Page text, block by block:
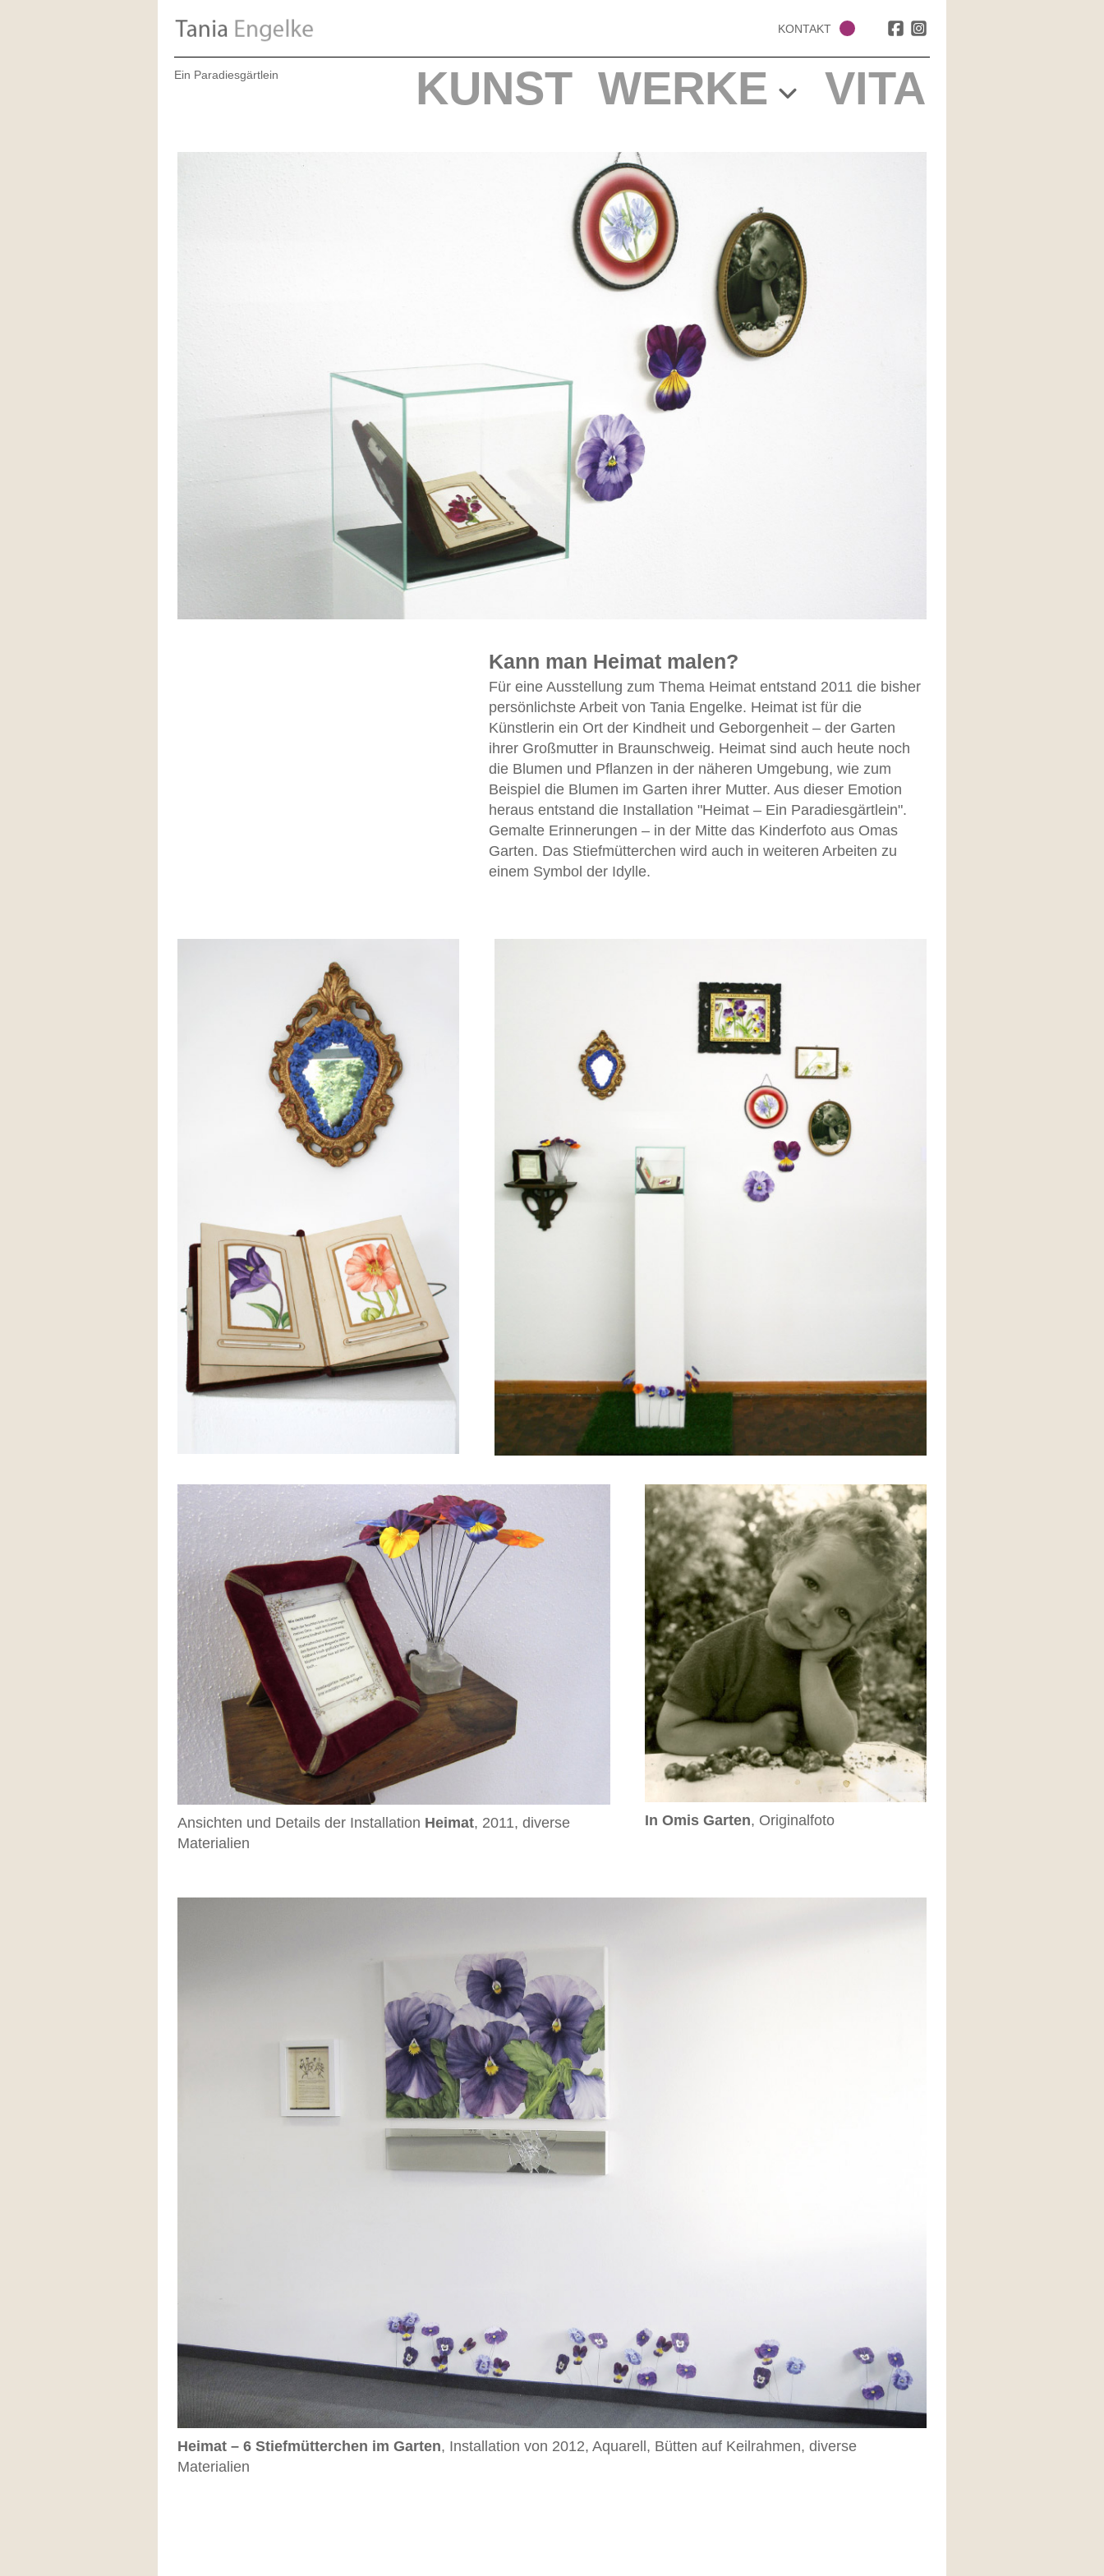
KONTAKT
Ein Paradiesgärtlein KUNST WERKE VITA
Kann man Heimat malen?
Für eine Ausstellung zum Thema Heimat entstand 2011 die bisher
persönlichste Arbeit von Tania Engelke. Heimat ist für die
Künstlerin ein Ort der Kindheit und Geborgenheit – der Garten
ihrer Großmutter in Braunschweig. Heimat sind auch heute noch
die Blumen und Pflanzen in der näheren Umgebung, wie zum
Beispiel die Blumen im Garten ihrer Mutter. Aus dieser Emotion
heraus entstand die Installation "Heimat – Ein Paradiesgärtlein".
Gemalte Erinnerungen – in der Mitte das Kinderfoto aus Omas
Garten. Das Stiefmütterchen wird auch in weiteren Arbeiten zu
einem Symbol der Idylle.
Ansichten und Details der Installation Heimat, 2011, diverse
Materialien
In Omis Garten, Originalfoto
Heimat – 6 Stiefmütterchen im Garten, Installation von 2012, Aquarell, Bütten auf Keilrahmen, diverse
Materialien